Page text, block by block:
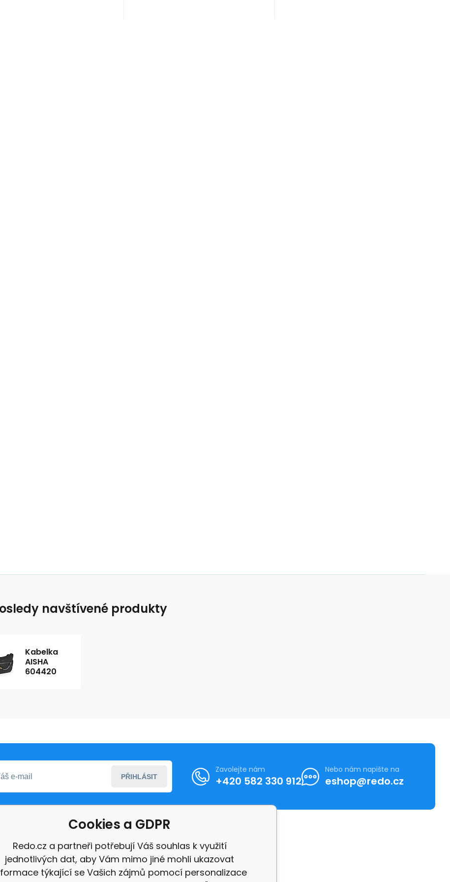
navštívené produkty
Kabelka
AISHA
604420
PŘIHLÁSIT
Zavolejte nám
+420 582 330 912
Nebo nám napište na
eshop@redo.cz
Cookies a GDPR
Redo.cz a partneři potřebují Váš souhlas k využití
jednotlivých dat, aby Vám mimo jiné mohli ukazovat
týkající se Vašich zájmů pomocí personalizace